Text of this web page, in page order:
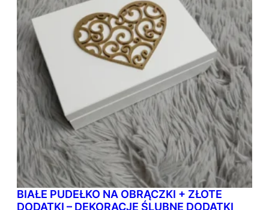
BIAŁE PUDEŁKO NA OBRĄCZKI + ZŁOTE
DODATKI – DEKORACJE ŚLUBNE DODATKI